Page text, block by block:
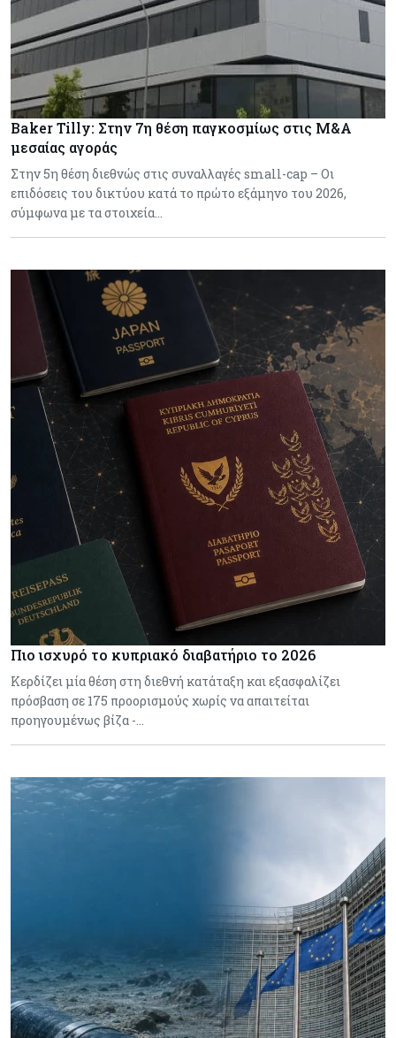
Baker Tilly: Στην 7η θέση παγκοσμίως στις M&A
μεσαίας αγοράς
Στην 5η θέση διεθνώς στις συναλλαγές small-cap – Οι
επιδόσεις του δικτύου κατά το πρώτο εξάμηνο του 2026,
σύμφωνα με τα στοιχεία…
Πιο ισχυρό το κυπριακό διαβατήριο το 2026
Κερδίζει μία θέση στη διεθνή κατάταξη και εξασφαλίζει
πρόσβαση σε 175 προορισμούς χωρίς να απαιτείται
προηγουμένως βίζα -…